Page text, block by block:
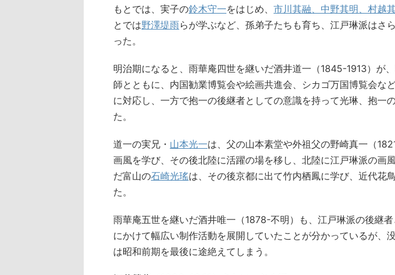
もとでは、実子の鈴木守一をはじめ、 市川其融、中野其明、村越
とでは野澤堤雨らが学ぶなど、孫弟子たちも育ち、江戸琳派はさ
った。
明治期になると、雨華庵四世を継いだ酒井道一（1845-1913）が
師とともに、内国勧業博覧会や絵画共進会、シカゴ万国博覧会な
に対応し、一方で抱一の後継者としての意識を持って光琳、抱一
た。
道一の実兄・ 山本光一は、父の山本素堂や外祖父の野崎真一（
画風を学び、その後北陸に活躍の場を移し、北陸に江戸琳派の画
だ富山の石崎光瑤は、その後京都に出て竹内栖鳳に学び、近代花
た。
雨華庵五世を継いだ酒井唯一（1878-不明）も、江戸琳派の後継
にかけて幅広い制作活動を展開していたことが分かっているが、
は昭和前期を最後に途絶えてしまう。